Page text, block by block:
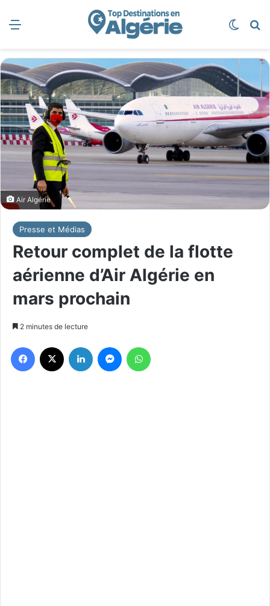
Air Algérie
Presse et Médias
Retour complet de la flotte
aérienne d’Air Algérie en
mars prochain
2 minutes de lecture